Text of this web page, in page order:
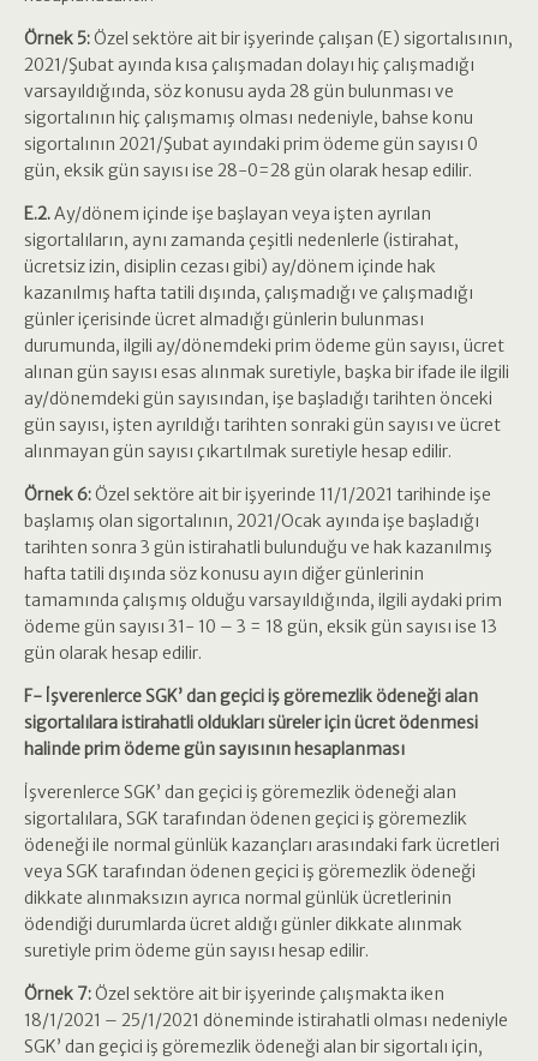
Örnek 5:Özel sektöre ait bir işyerinde çalışan (E) sigortalısının,
2021/Şubat ayında kısa çalışmadan dolayı hiç çalışmadığı
varsayıldığında, söz konusu ayda 28 gün bulunması ve
sigortalının hiç çalışmamış olması nedeniyle, bahse konu
sigortalının 2021/Şubat ayındaki prim ödeme gün sayısı 0
gün, eksik gün sayısı ise 28-0=28 gün olarak hesap edilir.
E.2.Ay/dönem içinde işe başlayan veya işten ayrılan
sigortalıların, aynı zamanda çeşitli nedenlerle (istirahat,
ücretsiz izin, disiplin cezası gibi) ay/dönem içinde hak
kazanılmış hafta tatili dışında, çalışmadığı ve çalışmadığı
günler içerisinde ücret almadığı günlerin bulunması
durumunda, ilgili ay/dönemdeki prim ödeme gün sayısı, ücret
alınan gün sayısı esas alınmak suretiyle, başka bir ifade ile ilgili
ay/dönemdeki gün sayısından, işe başladığı tarihten önceki
gün sayısı, işten ayrıldığı tarihten sonraki gün sayısı ve ücret
alınmayan gün sayısı çıkartılmak suretiyle hesap edilir.
Örnek 6:Özel sektöre ait bir işyerinde 11/1/2021 tarihinde işe
başlamış olan sigortalının, 2021/Ocak ayında işe başladığı
tarihten sonra 3 gün istirahatli bulunduğu ve hak kazanılmış
hafta tatili dışında söz konusu ayın diğer günlerinin
tamamında çalışmış olduğu varsayıldığında, ilgili aydaki prim
ödeme gün sayısı 31- 10 – 3 = 18 gün, eksik gün sayısı ise 13
gün olarak hesap edilir.
F- İşverenlerce SGK’ dan geçici iş göremezlik ödeneği alan
sigortalılara istirahatli oldukları süreler için ücret ödenmesi
halinde prim ödeme gün sayısının hesaplanması
İşverenlerce SGK’ dan geçici iş göremezlik ödeneği alan
sigortalılara, SGK tarafından ödenen geçici iş göremezlik
ödeneği ile normal günlük kazançları arasındaki fark ücretleri
veya SGK tarafından ödenen geçici iş göremezlik ödeneği
dikkate alınmaksızın ayrıca normal günlük ücretlerinin
ödendiği durumlarda ücret aldığı günler dikkate alınmak
suretiyle prim ödeme gün sayısı hesap edilir.
Örnek 7:Özel sektöre ait bir işyerinde çalışmakta iken
18/1/2021 – 25/1/2021 döneminde istirahatli olması nedeniyle
SGK’ dan geçici iş göremezlik ödeneği alan bir sigortalı için,